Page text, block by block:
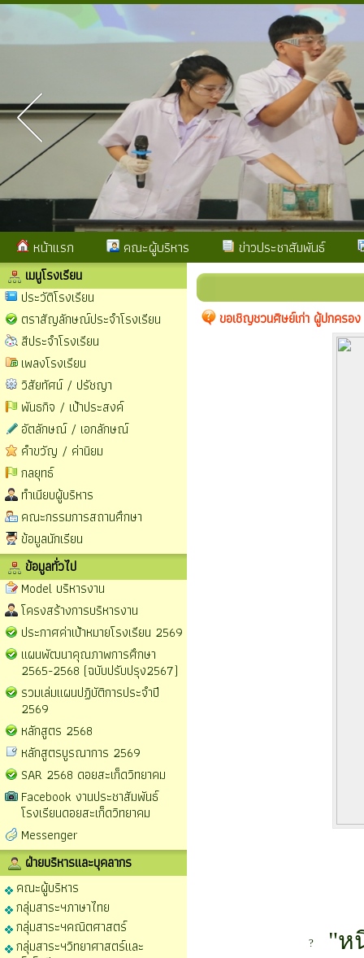
หน้าแรก คณะผู้บริหาร ข่าวประชาสัมพันธ์
เมนูโรงเรียน
ประวัติโรงเรียน
ตราสัญลักษณ์ประจำโรงเรียน
สีประจำโรงเรียน
เพลงโรงเรียน
วิสัยทัศน์ / ปรัชญา
พันธกิจ / เป้าประสงค์
อัตลักษณ์ / เอกลักษณ์
คำขวัญ / ค่านิยม
กลยุทธ์
ทำเนียบผู้บริหาร
คณะกรรมการสถานศึกษา
ข้อมูลนักเรียน
ข้อมูลทั่วไป
Model บริหารงาน
โครงสร้างการบริหารงาน
ประกาศค่าเป้าหมายโรงเรียน 2569
แผนพัฒนาคุณภาพการศึกษา
2565-2568 (ฉบับปรับปรุง2567)
รวมเล่มแผนปฏิบัติการประจำปี
2569
หลักสูตร 2568
หลักสูตรบูรณาการ 2569
SAR 2568 ดอยสะเก็ดวิทยาคม
Facebook งานประชาสัมพันธ์
โรงเรียนดอยสะเก็ดวิทยาคม
Messenger
ฝ่ายบริหารและบุคลากร
คณะผู้บริหาร
กลุ่มสาระฯภาษาไทย
กลุ่มสาระฯคณิตศาสตร์
กลุ่มสาระฯวิทยาศาสตร์และ
ขอเชิญชวนศิษย์เก่า ผู้ปกครอ
"ห